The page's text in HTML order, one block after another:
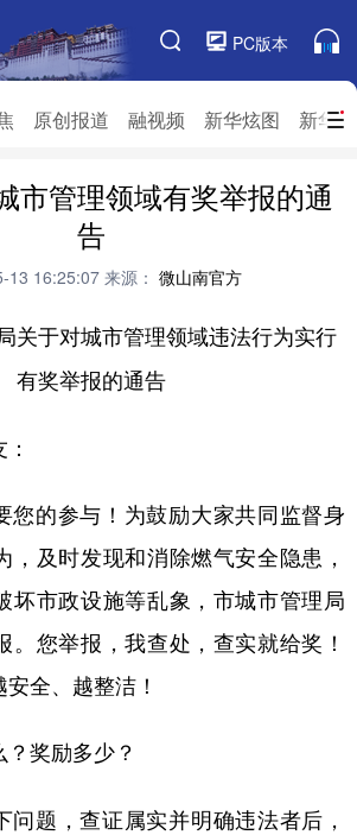
PC版本
原创报道 融视频 新华炫图 新华
频道栏目
华聚焦 原创报道
融视频
态西藏 文化旅游
市管理领域有奖举报的通
告
13 16:25:07 来源： 微山南官方
关于对城市管理领域违法行为实行
有奖举报的通告
您的参与！为鼓励大家共同监督身
，及时发现和消除燃气安全隐患，
坏市政设施等乱象，市城市管理局
。您举报，我查处，查实就给奖！
全、越整洁！
奖励多少？
问题，查证属实并明确违法者后，